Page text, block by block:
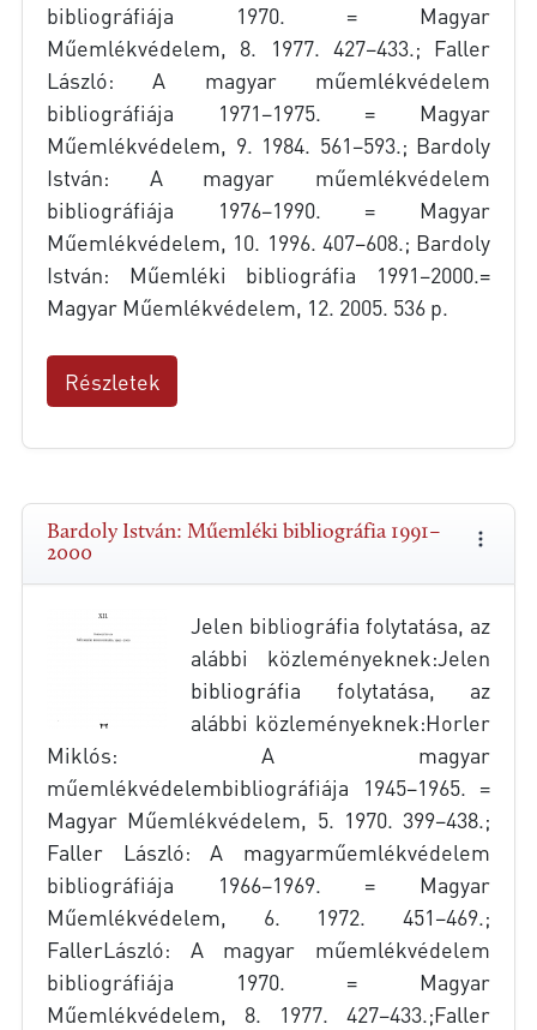
bibliográfiája 1970. = Magyar
Műemlékvédelem, 8. 1977. 427–433.; Faller
László: A magyar műemlékvédelem
bibliográfiája 1971–1975. = Magyar
Műemlékvédelem, 9. 1984. 561–593.; Bardoly
István: A magyar műemlékvédelem
bibliográfiája 1976–1990. = Magyar
Műemlékvédelem, 10. 1996. 407–608.; Bardoly
István: Műemléki bibliográfia 1991–2000.=
Magyar Műemlékvédelem, 12. 2005. 536 p.
Részletek
Bardoly István: Műemléki bibliográfia 1991–
2000
Jelen bibliográfia folytatása, az
alábbi közleményeknek:Jelen
bibliográfia folytatása, az
alábbi közleményeknek:Horler
Miklós: A magyar
műemlékvédelembibliográfiája 1945–1965. =
Magyar Műemlékvédelem, 5. 1970. 399–438.;
Faller László: A magyarműemlékvédelem
bibliográfiája 1966–1969. = Magyar
Műemlékvédelem, 6. 1972. 451–469.;
FallerLászló: A magyar műemlékvédelem
bibliográfiája 1970. = Magyar
Műemlékvédelem, 8. 1977. 427–433.;Faller